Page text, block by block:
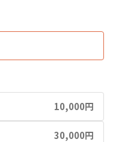
10,000円
30,000円